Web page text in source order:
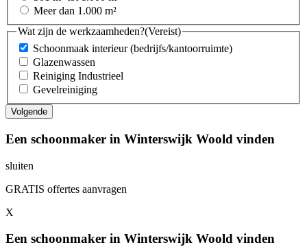
Meer dan 1.000 m²
Wat zijn de werkzaamheden?(Vereist)
Schoonmaak interieur (bedrijfs/kantoorruimte)
Glazenwassen
Reiniging Industrieel
Gevelreiniging
Een schoonmaker in Winterswijk Woold vinden
sluiten
GRATIS offertes aanvragen
X
Een schoonmaker in Winterswijk Woold vinden